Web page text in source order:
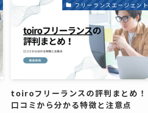
フリーランスエージェント
toiroフリーランスの評判まとめ！
口コミから分かる特徴と注意点